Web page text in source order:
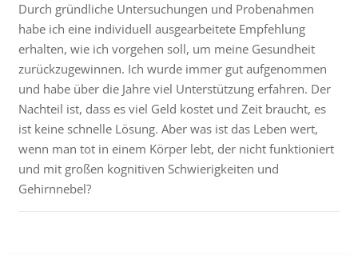
Durch gründliche Untersuchungen und Probenahmen
habe ich eine individuell ausgearbeitete Empfehlung
erhalten, wie ich vorgehen soll, um meine Gesundheit
zurückzugewinnen. Ich wurde immer gut aufgenommen
und habe über die Jahre viel Unterstützung erfahren. Der
Nachteil ist, dass es viel Geld kostet und Zeit braucht, es
ist keine schnelle Lösung. Aber was ist das Leben wert,
wenn man tot in einem Körper lebt, der nicht funktioniert
und mit großen kognitiven Schwierigkeiten und
Gehirnnebel?